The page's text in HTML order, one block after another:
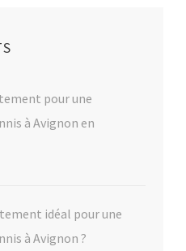
pour une
à Avignon en
idéal pour une
à Avignon ?